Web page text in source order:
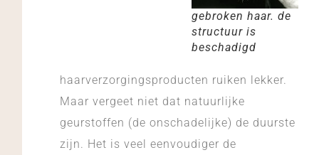
gebroken haar. de
structuur is
beschadigd
haarverzorgingsproducten ruiken lekker.
Maar vergeet niet dat natuurlijke
geurstoffen (de onschadelijke) de duurste
zijn. Het is veel eenvoudiger de